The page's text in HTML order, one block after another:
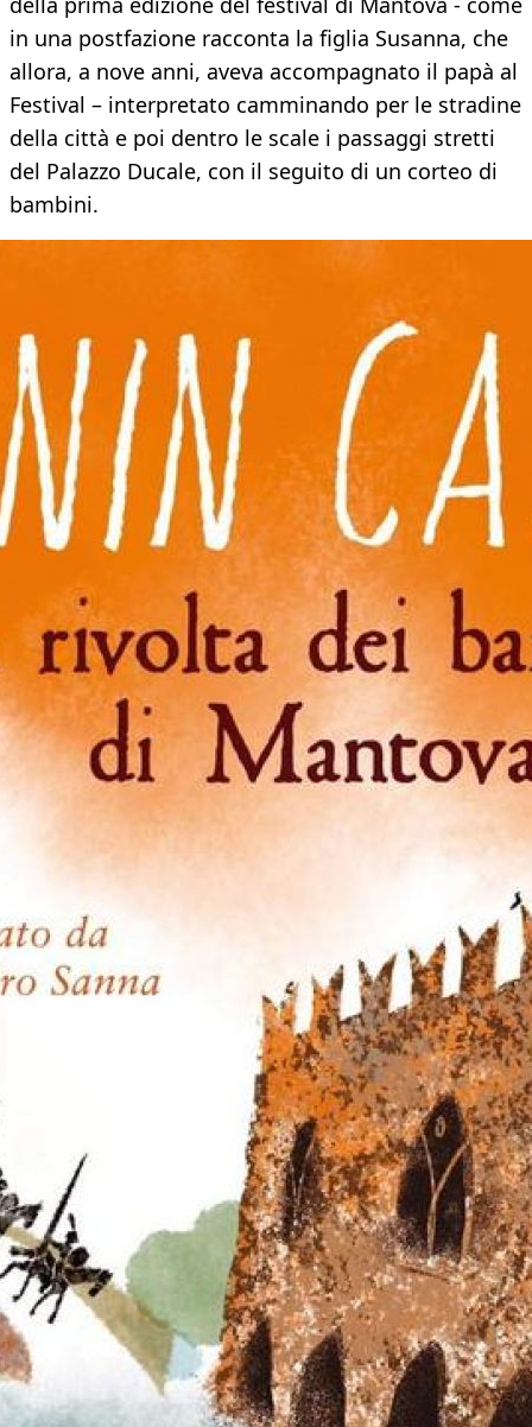
in una postfazione racconta la figlia Susanna, che
allora, a nove anni, aveva accompagnato il papà al
Festival – interpretato camminando per le stradine
della città e poi dentro le scale i passaggi stretti
del Palazzo Ducale, con il seguito di un corteo di
bambini.